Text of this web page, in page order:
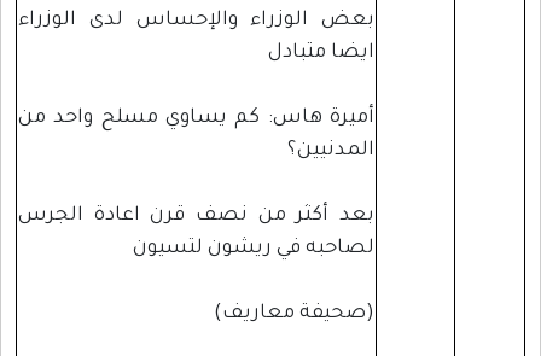
بعض الوزراء والإحساس لدى الوزراء
ايضا متبادل
أميرة هاس: كم يساوي مسلح واحد من
المدنيين؟
بعد أكثر من نصف قرن اعادة الجرس
لصاحبه في ريشون لتسيون
(صحيفة معاريف)